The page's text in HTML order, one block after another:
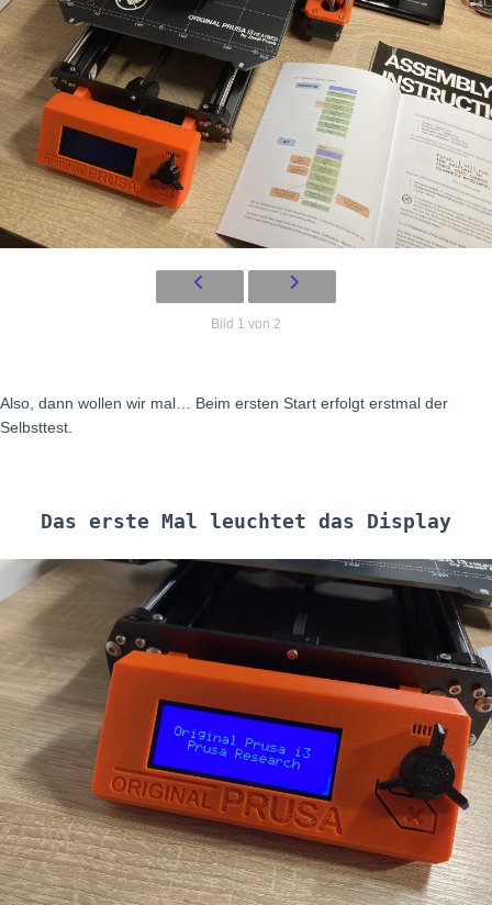
Bild 1 von 2
Also, dann wollen wir mal… Beim ersten Start erfolgt erstmal der
Selbsttest.
Das erste Mal leuchtet das Display